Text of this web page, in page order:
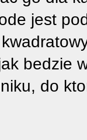
jest
bedzie
do